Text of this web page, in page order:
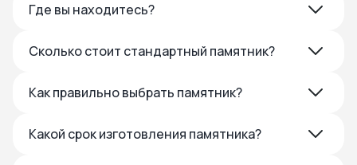
Где вы находитесь?
Сколько стоит стандартный памятник?
Как правильно выбрать памятник?
Какой срок изготовления памятника?